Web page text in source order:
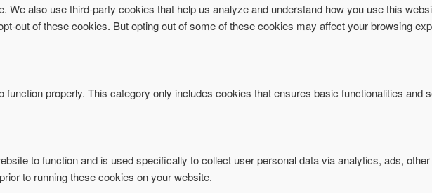
We also use third-party cookies that help us analyze and understand how you use this
out of these cookies. But opting out of some of these cookies may affect your browsing
properly. This category only includes cookies that ensures basic functionalities and
to function and is used specifically to collect user personal data via analytics, ads,
to running these cookies on your website.